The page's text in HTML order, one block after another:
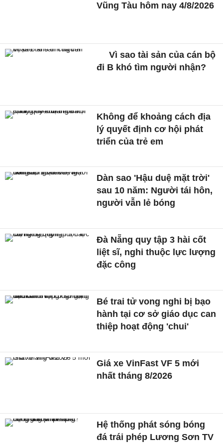
Vũng Tàu hôm nay 4/8/2026
Vì sao tài sản của cán bộ
đi B khó tìm người nhận?
Không để khoảng cách địa
lý quyết định cơ hội phát
triển của trẻ em
Dàn sao 'Hậu duệ mặt trời'
sau 10 năm: Người tái hôn,
người vẫn lẻ bóng
Đà Nẵng quy tập 3 hài cốt
liệt sĩ, nghi thuộc lực lượng
đặc công
Bé trai tử vong nghi bị bạo
hành tại cơ sở giáo dục can
thiệp hoạt động 'chui'
Giá xe VinFast VF 5 mới
nhất tháng 8/2026
Hệ thống phát sóng bóng
đá trái phép Lương Sơn TV